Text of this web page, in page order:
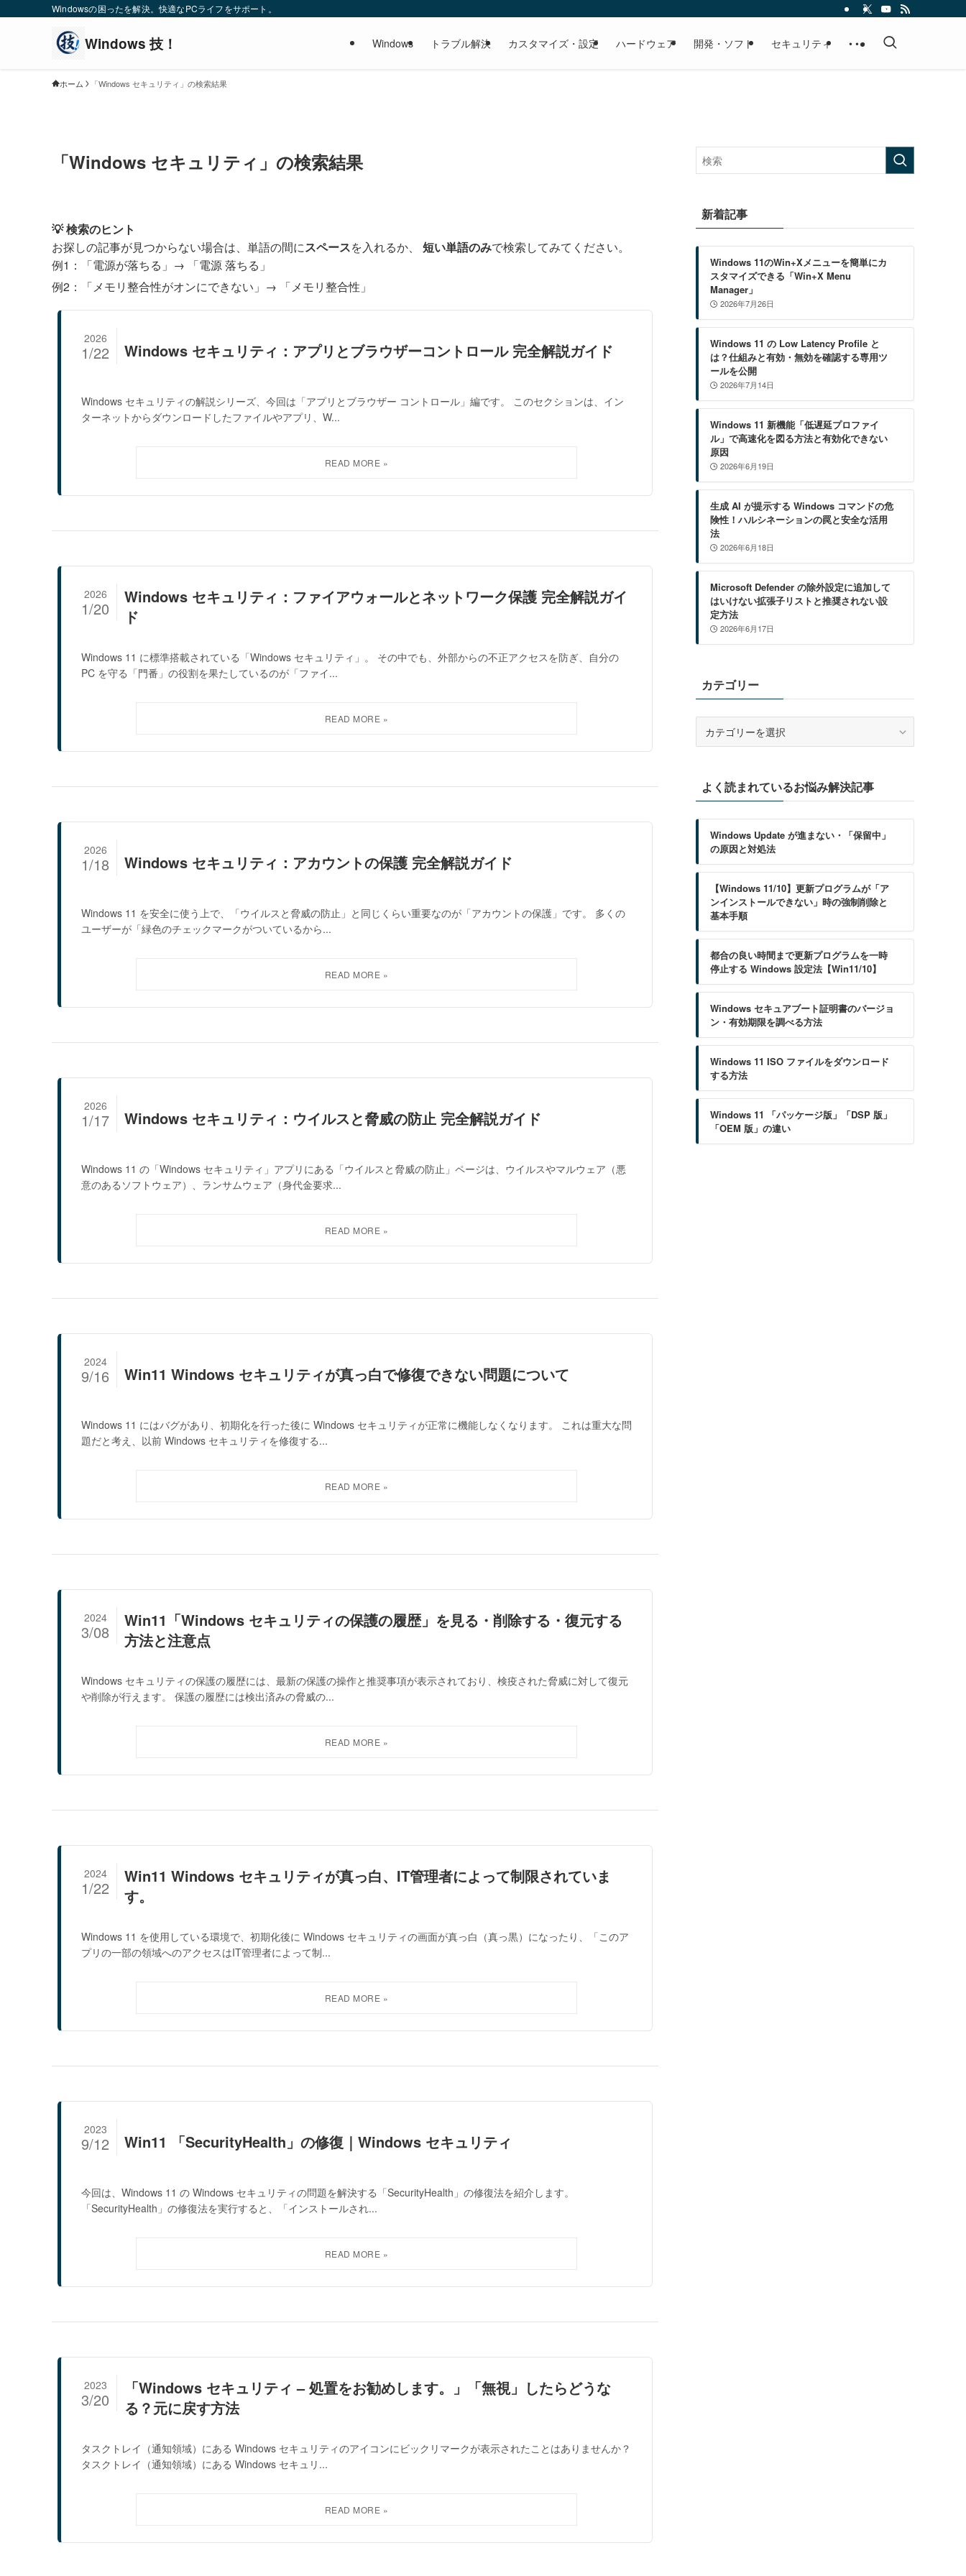
Windowsの困ったを解決。快適なPCライフをサポート。
Windows トラブル解決 カスタマイズ・設定 ハードウェア 開発・ソフト セキュリティ • • •
ホーム 「Windows セキュリティ」の検索結果
「Windows セキュリティ」の検索結果
💡 検索のヒント
お探しの記事が見つからない場合は、単語の間にスペースを入れるか、 短い単語のみで検索してみてください。
例1：「電源が落ちる」→
「電源 落ちる」
例2：「メモリ整合性がオンにできない」→
「メモリ整合性」
Windows セキュリティ：アプリとブラウザーコントロール 完全解説ガイド
2026
1/22
Windows セキュリティの解説シリーズ、今回は「アプリとブラウザー コントロール」編です。 このセクションは、イン
ターネットからダウンロードしたファイルやアプリ、W...
Windows セキュリティ：ファイアウォールとネットワーク保護 完全解説ガイ
ド
2026
1/20
Windows 11 に標準搭載されている「Windows セキュリティ」。 その中でも、外部からの不正アクセスを防ぎ、自分の
PC を守る「門番」の役割を果たしているのが「ファイ...
Windows セキュリティ：アカウントの保護 完全解説ガイド
2026
1/18
Windows 11 を安全に使う上で、「ウイルスと脅威の防止」と同じくらい重要なのが「アカウントの保護」です。 多くの
ユーザーが「緑色のチェックマークがついているから...
Windows セキュリティ：ウイルスと脅威の防止 完全解説ガイド
2026
1/17
Windows 11 の「Windows セキュリティ」アプリにある「ウイルスと脅威の防止」ページは、ウイルスやマルウェア（悪
意のあるソフトウェア）、ランサムウェア（身代金要求...
Win11 Windows セキュリティが真っ白で修復できない問題について
2024
9/16
Windows 11 にはバグがあり、初期化を行った後に Windows セキュリティが正常に機能しなくなります。 これは重大な問
題だと考え、以前 Windows セキュリティを修復する...
Win11「Windows セキュリティの保護の履歴」を見る・削除する・復元する
方法と注意点
2024
3/08
Windows セキュリティの保護の履歴には、最新の保護の操作と推奨事項が表示されており、検疫された脅威に対して復元
や削除が行えます。 保護の履歴には検出済みの脅威の...
Win11 Windows セキュリティが真っ白、IT管理者によって制限されていま
す。
2024
1/22
Windows 11 を使用している環境で、初期化後に Windows セキュリティの画面が真っ白（真っ黒）になったり、「このア
プリの一部の領域へのアクセスはIT管理者によって制...
Win11 「SecurityHealth」の修復｜Windows セキュリティ
2023
9/12
今回は、Windows 11 の Windows セキュリティの問題を解決する「SecurityHealth」の修復法を紹介します。
「SecurityHealth」の修復法を実行すると、「インストールされ...
「Windows セキュリティ – 処置をお勧めします。」「無視」したらどうな
る？元に戻す方法
2023
3/20
タスクトレイ（通知領域）にある Windows セキュリティのアイコンにビックリマークが表示されたことはありませんか？
タスクトレイ（通知領域）にある Windows セキュリ...
新着記事
Windows 11のWin+Xメニューを簡単にカ
スタマイズできる「Win+X Menu
Manager」
2026年7月26日
Windows 11 の Low Latency Profile と
は？仕組みと有効・無効を確認する専用ツ
ールを公開
2026年7月14日
Windows 11 新機能「低遅延プロファイ
ル」で高速化を図る方法と有効化できない
原因
2026年6月19日
生成 AI が提示する Windows コマンドの危
険性！ハルシネーションの罠と安全な活用
法
2026年6月18日
Microsoft Defender の除外設定に追加して
はいけない拡張子リストと推奨されない設
定方法
2026年6月17日
カテゴリー
ーよく読まれているお悩み解決記事
Windows Update が進まない・「保留中」
の原因と対処法
【Windows 11/10】更新プログラムが「ア
ンインストールできない」時の強制削除と
基本手順
都合の良い時間まで更新プログラムを一時
停止する Windows 設定法【Win11/10】
Windows セキュアブート証明書のバージョ
ン・有効期限を調べる方法
Windows 11 ISO ファイルをダウンロード
する方法
Windows 11 「パッケージ版」「DSP 版」
「OEM 版」の違い